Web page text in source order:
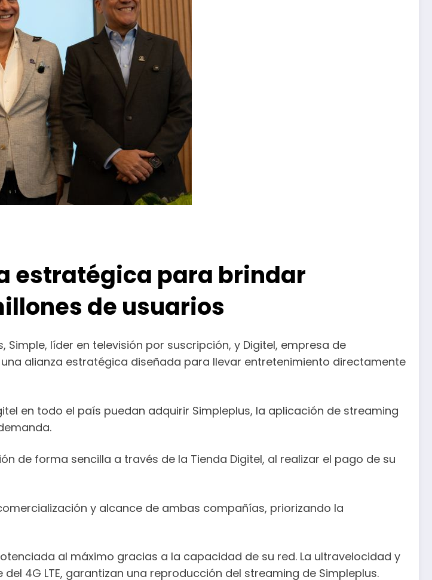
estratégica para brindar
de usuarios
líder en televisión por suscripción, y Digitel, empresa de
alianza estratégica diseñada para llevar entretenimiento directamente
en todo el país puedan adquirir Simpleplus, la aplicación de streaming
de forma sencilla a través de la Tienda Digitel, al realizar el pago de su
y alcance de ambas compañías, priorizando la
al máximo gracias a la capacidad de su red. La ultravelocidad y
4G LTE, garantizan una reproducción del streaming de Simpleplus.